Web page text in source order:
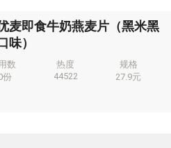
麦即食牛奶燕麦片（黑米黑
味）
数
份
热度
44522
规格
27.9元